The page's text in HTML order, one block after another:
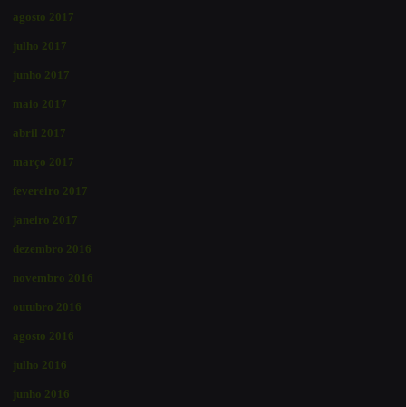
agosto 2017
julho 2017
junho 2017
maio 2017
abril 2017
março 2017
fevereiro 2017
janeiro 2017
dezembro 2016
novembro 2016
outubro 2016
agosto 2016
julho 2016
junho 2016